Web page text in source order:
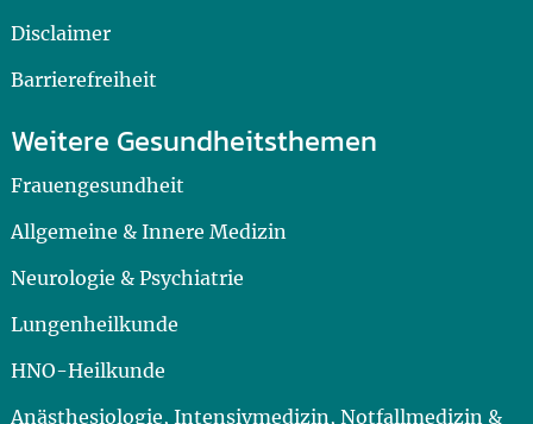
Disclaimer
Barrierefreiheit
Weitere Gesundheitsthemen
Frauengesundheit
Allgemeine & Innere Medizin
Neurologie & Psychiatrie
Lungenheilkunde
HNO-Heilkunde
Anästhesiologie, Intensivmedizin, Notfallmedizin &